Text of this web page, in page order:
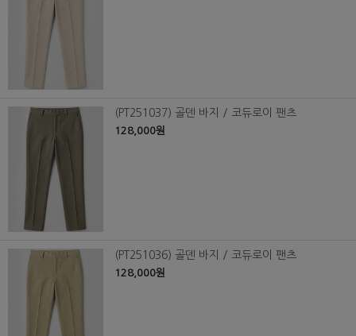
(PT251037) 골덴 바지 / 코듀로이 팬츠
128,000원
(PT251036) 골덴 바지 / 코듀로이 팬츠
128,000원